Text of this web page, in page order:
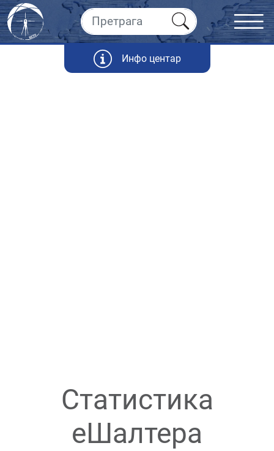
Инфо центар
Статистика
еШалтера